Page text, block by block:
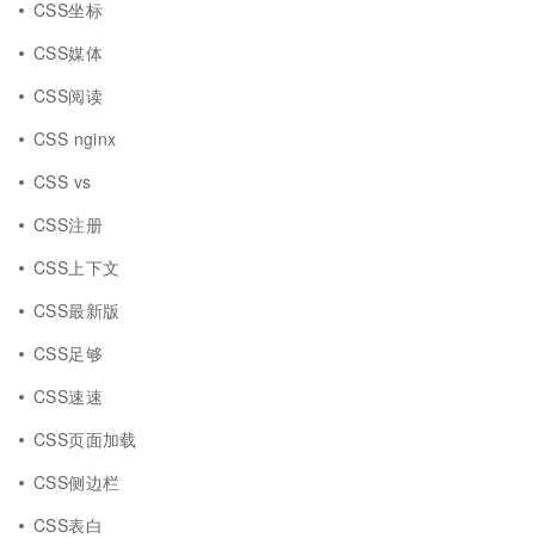
CSS坐标
CSS媒体
CSS阅读
CSS nginx
CSS vs
CSS注册
CSS上下文
CSS最新版
CSS足够
CSS速速
CSS页面加载
CSS侧边栏
CSS表白